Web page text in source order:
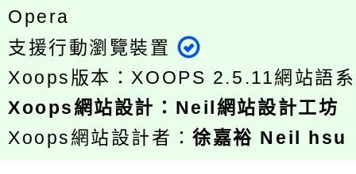
Opera
支援行動瀏覽裝置
Xoops版本：XOOPS 2.5.11網站語
Xoops網站設計 ： Neil網站設計工坊
Xoops網站設計者：徐嘉裕 Neil hsu